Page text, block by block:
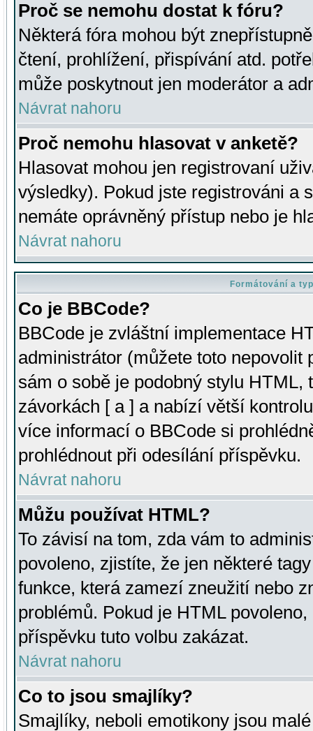
Proč se nemohu dostat k fóru?
Některá fóra mohou být
čtení, prohlížení, přispívání atd.
může poskytnout jen moderátor a
Návrat nahoru
Proč nemohu hlasovat v anketě?
Hlasovat mohou jen registrovaní
výsledky). Pokud jste registrováni a
nemáte oprávněný přístup nebo je
Návrat nahoru
Formátování a
Co je BBCode?
BBCode je zvláštní implementace
administrátor (můžete toto
sám o sobě je podobný stylu HTML,
závorkách [ a ] a nabízí větší
více informací o BBCode si
prohlédnout při odesílání příspěvku.
Návrat nahoru
Můžu používat HTML?
To závisí na tom, zda vám to
povoleno, zjistíte, že jen některé
funkce, která zamezí zneužití nebo
problémů. Pokud je HTML
příspěvku tuto volbu zakázat.
Návrat nahoru
Co to jsou smajlíky?
Smajlíky, neboli emotikony jsou